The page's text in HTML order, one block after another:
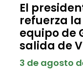
El
refuerza
equipo de
salida de
3 de agosto